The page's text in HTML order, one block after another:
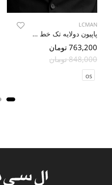
LCMAN
پاپیون دولایه تک خط طرح دار مشکی
763,200 تومان
848,000 تومان
OS